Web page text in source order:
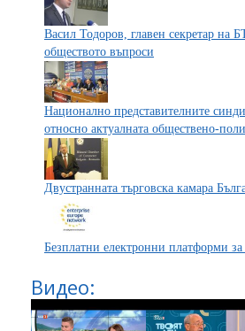
Васил Тодоров, главен секретар на
обществото въпроси
Национално представителните
относно актуалната обществено-
Двустранната търговска камара
Безплатни електронни платформи
Видео: